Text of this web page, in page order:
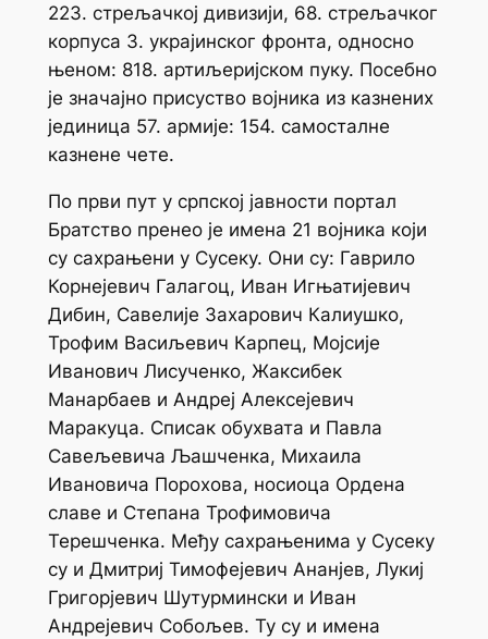
223. стрељачкој дивизији, 68. стрељачког
корпуса 3. украјинског фронта, односно
њеном: 818. артиљеријском пуку. Посебно
је значајно присуство војника из казнених
јединица 57. армије: 154. самосталне
казнене чете.
По први пут у српској јавности портал
Братство пренео је имена 21 војника који
су сахрањени у Сусеку. Они су: Гаврило
Корнејевич Галагоц, Иван Игњатијевич
Дибин, Савелије Захарович Калиушко,
Трофим Васиљевич Карпец, Мојсије
Иванович Лисученко, Жаксибек
Манарбаев и Андреј Алексејевич
Маракуца. Списак обухвата и Павла
Савељевича Љашченка, Михаила
Ивановича Порохова, носиоца Ордена
славе и Степана Трофимовича
Терешченка. Међу сахрањенима у Сусеку
су и Дмитриј Тимофејевич Ананјев, Лукиј
Григорјевич Шутурмински и Иван
Андрејевич Собољев. Ту су и имена